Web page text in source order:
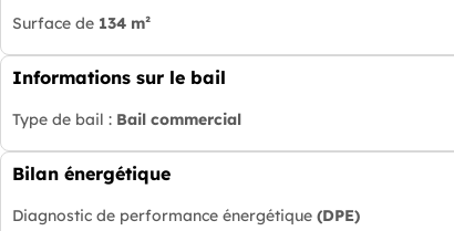
Surface de 134 m²
Informations sur le bail
Type de bail : Bail commercial
Bilan énergétique
Diagnostic de performance énergétique (DPE)